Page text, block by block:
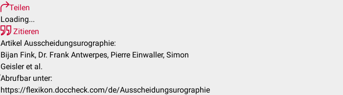
Teilen
Loading...
Zitieren
Artikel Ausscheidungsurographie:
Bijan Fink, Dr. Frank Antwerpes, Pierre Einwaller, Simon
Geisler et al.
Abrufbar unter:
https://flexikon.doccheck.com/de/Ausscheidungsurographie